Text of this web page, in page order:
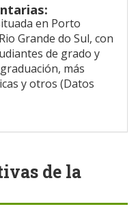
en Porto
Grande do Sul, con
de grado y
más
y otros (Datos
de la